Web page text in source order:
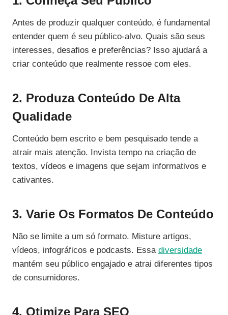
Antes de produzir qualquer conteúdo, é fundamental
entender quem é seu público-alvo. Quais são seus
interesses, desafios e preferências? Isso ajudará a
criar conteúdo que realmente ressoe com eles.
2. Produza Conteúdo De Alta
Qualidade
Conteúdo bem escrito e bem pesquisado tende a
atrair mais atenção. Invista tempo na criação de
textos, vídeos e imagens que sejam informativos e
cativantes.
3. Varie Os Formatos De Conteúdo
Não se limite a um só formato. Misture artigos,
vídeos, infográficos e podcasts. Essa diversidade
mantém seu público engajado e atrai diferentes tipos
de consumidores.
4. Otimize Para SEO